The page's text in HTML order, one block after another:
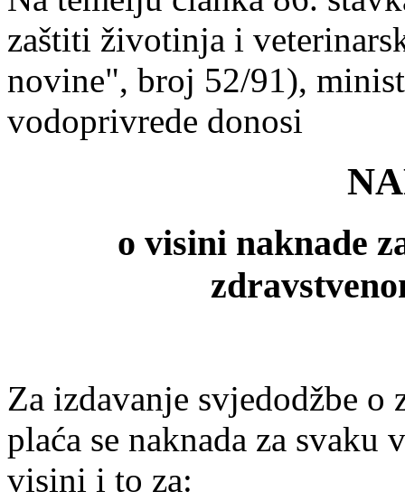
zaštiti životinja i
novine", broj 52/91),
vodoprivrede donosi
o visini naknade
Za izdavanje svjedodžbe
plaća se naknada za
visini i to za: